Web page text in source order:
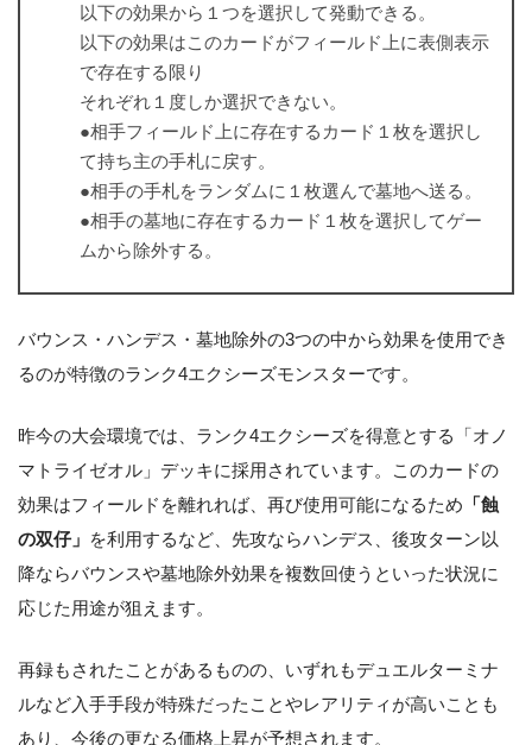
以下の効果から１つを選択して発動できる。
以下の効果はこのカードがフィールド上に表側表示
で存在する限り
それぞれ１度しか選択できない。
●相手フィールド上に存在するカード１枚を選択し
て持ち主の手札に戻す。
●相手の手札をランダムに１枚選んで墓地へ送る。
●相手の墓地に存在するカード１枚を選択してゲー
ムから除外する。
バウンス・ハンデス・墓地除外の3つの中から効果を使用でき
るのが特徴のランク4エクシーズモンスターです。
昨今の大会環境では、ランク4エクシーズを得意とする「オノ
マトライゼオル」デッキに採用されています。このカードの
効果はフィールドを離れれば、再び使用可能になるため 「蝕
の双仔」 を利用するなど、先攻ならハンデス、後攻ターン以
降ならバウンスや墓地除外効果を複数回使うといった状況に
応じた用途が狙えます。
再録もされたことがあるものの、いずれもデュエルターミナ
ルなど入手手段が特殊だったことやレアリティが高いことも
あり、今後の更なる価格上昇が予想されます。